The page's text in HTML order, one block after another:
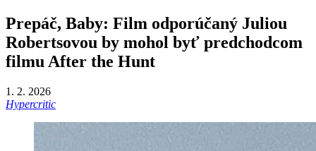
Prepáč, Baby: Film odporúčaný Juliou
Robertsovou by mohol byť predchodcom
filmu After the Hunt
1. 2. 2026
Hypercritic